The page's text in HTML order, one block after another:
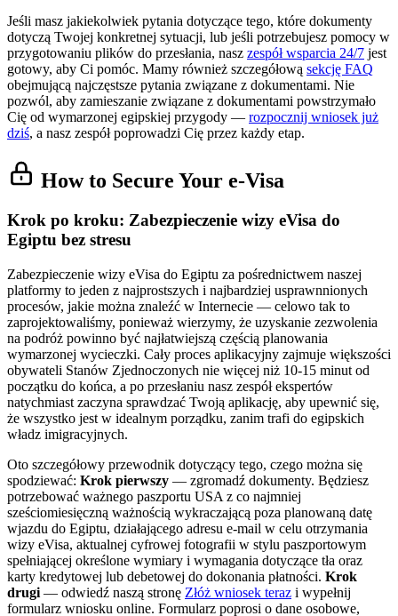
Jeśli masz jakiekolwiek pytania dotyczące tego, które dokumenty
dotyczą Twojej konkretnej sytuacji, lub jeśli potrzebujesz pomocy w
przygotowaniu plików do przesłania, nasz zespół wsparcia 24/7 jest
gotowy, aby Ci pomóc. Mamy również szczegółową sekcję FAQ
obejmującą najczęstsze pytania związane z dokumentami. Nie
pozwól, aby zamieszanie związane z dokumentami powstrzymało
Cię od wymarzonej egipskiej przygody — rozpocznij wniosek już
dziś, a nasz zespół poprowadzi Cię przez każdy etap.
How to Secure Your e-Visa
Krok po kroku: Zabezpieczenie wizy eVisa do
Egiptu bez stresu
Zabezpieczenie wizy eVisa do Egiptu za pośrednictwem naszej
platformy to jeden z najprostszych i najbardziej usprawnnionych
procesów, jakie można znaleźć w Internecie — celowo tak to
zaprojektowaliśmy, ponieważ wierzymy, że uzyskanie zezwolenia
na podróż powinno być najłatwiejszą częścią planowania
wymarzonej wycieczki. Cały proces aplikacyjny zajmuje większości
obywateli Stanów Zjednoczonych nie więcej niż 10-15 minut od
początku do końca, a po przesłaniu nasz zespół ekspertów
natychmiast zaczyna sprawdzać Twoją aplikację, aby upewnić się,
że wszystko jest w idealnym porządku, zanim trafi do egipskich
władz imigracyjnych.
Oto szczegółowy przewodnik dotyczący tego, czego można się
spodziewać: Krok pierwszy — zgromadź dokumenty. Będziesz
potrzebować ważnego paszportu USA z co najmniej
sześciomiesięczną ważnością wykraczającą poza planowaną datę
wjazdu do Egiptu, działającego adresu e-mail w celu otrzymania
wizy eVisa, aktualnej cyfrowej fotografii w stylu paszportowym
spełniającej określone wymiary i wymagania dotyczące tła oraz
karty kredytowej lub debetowej do dokonania płatności. Krok
drugi — odwiedź naszą stronę Złóż wniosek teraz i wypełnij
formularz wniosku online. Formularz poprosi o dane osobowe,